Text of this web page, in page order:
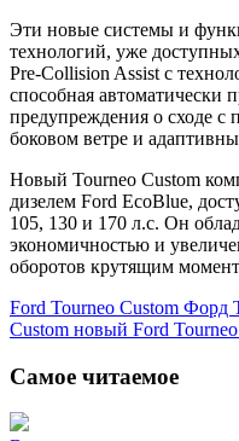
Эти новые системы и
технологий, уже
Pre-Collision Assist с
способная автоматически
предупреждения о сходе с
боковом ветре и
Новый Tourneo Custom
дизелем Ford EcoBlue,
105, 130 и 170 л.с. Он
экономичностью и
оборотов крутящим
Ford Tourneo Custom Форд
Custom новый Ford
Самое читаемое